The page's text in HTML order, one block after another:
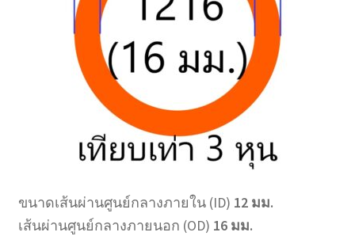
ขนาดเส้นผ่านศูนย์กลางภายใน (ID) 12 มม.
เส้นผ่านศูนย์กลางภายนอก (OD) 16 มม.